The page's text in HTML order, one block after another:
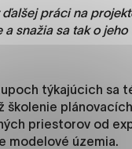
práci na
snažia sa tak o jeho
týkajúcich sa
školenie plánovacích
priestorov od
modelové územia.